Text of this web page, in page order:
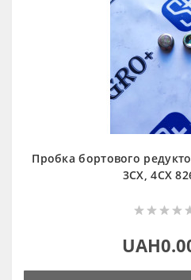
Пробка бортового
3CX, 4CX